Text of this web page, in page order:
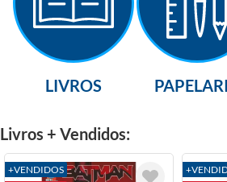
LIVROS
Livros + Vendidos:
+VENDIDOS